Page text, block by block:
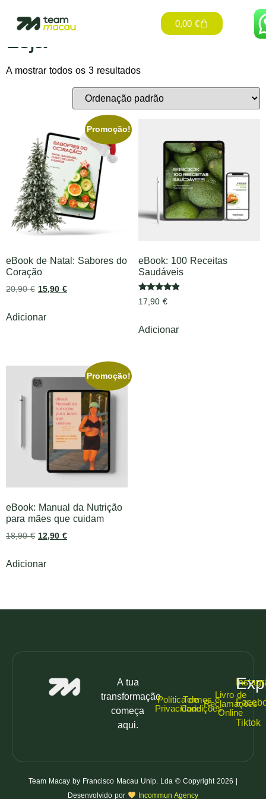
0,00 €
Loja
A mostrar todos os 3 resultados
Promoção!
eBook de Natal: Sabores do
Coração
20,90€ 15,90 €
Adicionar
eBook: 100 Receitas
Saudáveis
Avaliação
4.67
17,90 €
Adicionar
Promoção!
eBook: Manual da Nutrição
para mães que cuidam
18,90€ 12,90 €
Adicionar
A tua
transformação
começa
aqui.
Política de
Privacidade
Termos e
Condições
Livro de
Reclamações
Online
Tiktok
Team Macay by Francisco Macau Unip. Lda © Copyright 2026 |
Desenvolvido por
Incommun Agency